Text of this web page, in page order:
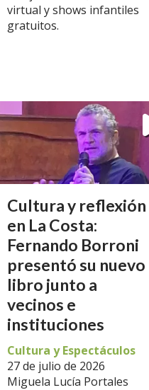
virtual y shows infantiles
gratuitos.
Cultura y reflexión
en La Costa:
Fernando Borroni
presentó su nuevo
libro junto a
vecinos e
instituciones
Miguela Lucía Portales
Cultura y Espectáculos
27 de julio de 2026